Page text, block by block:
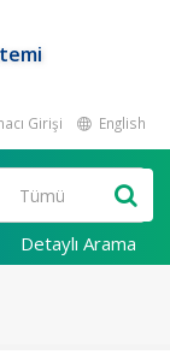
Girişi English
Detaylı Arama